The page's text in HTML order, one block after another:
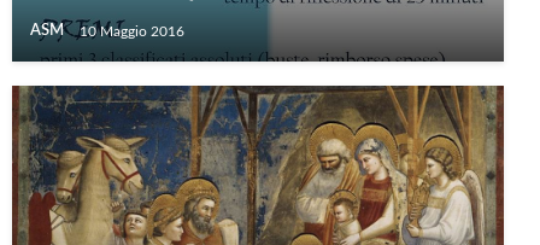
ASM 10 Maggio 2016